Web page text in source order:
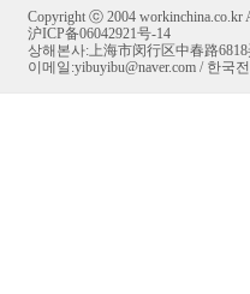
Copyright ⓒ 2004 workinchina.co.kr
沪ICP备06042921号-14
상해본사:上海市闵行区中春路6818
이메일:yibuyibu@naver.com/ 한국전